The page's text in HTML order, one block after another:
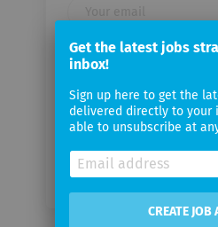
email
frequency
Get the latest jobs
inbox!
Sign up here to get the
delivered directly to your
able to unsubscribe at
CREATE JOB